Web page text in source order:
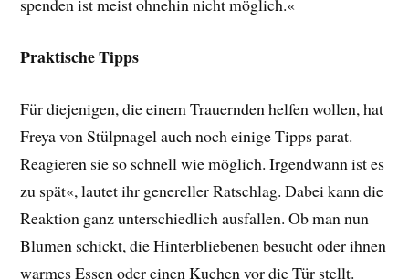
spenden ist meist ohnehin nicht möglich.«
Praktische Tipps
Für diejenigen, die einem Trauernden helfen wollen, hat
Freya von Stülpnagel auch noch einige Tipps parat.
Reagieren sie so schnell wie möglich. Irgendwann ist es
zu spät«, lautet ihr genereller Ratschlag. Dabei kann die
Reaktion ganz unterschiedlich ausfallen. Ob man nun
Blumen schickt, die Hinterbliebenen besucht oder ihnen
warmes Essen oder einen Kuchen vor die Tür stellt.